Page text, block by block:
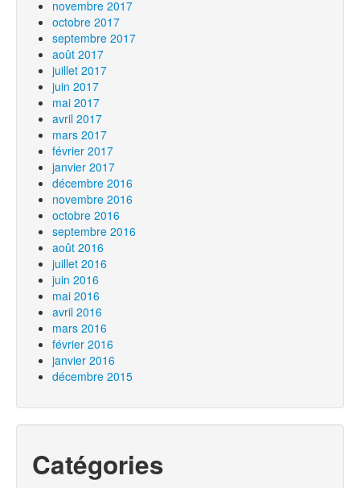
novembre 2017
octobre 2017
septembre 2017
août 2017
juillet 2017
juin 2017
mai 2017
avril 2017
mars 2017
février 2017
janvier 2017
décembre 2016
novembre 2016
octobre 2016
septembre 2016
août 2016
juillet 2016
juin 2016
mai 2016
avril 2016
mars 2016
février 2016
janvier 2016
décembre 2015
Catégories